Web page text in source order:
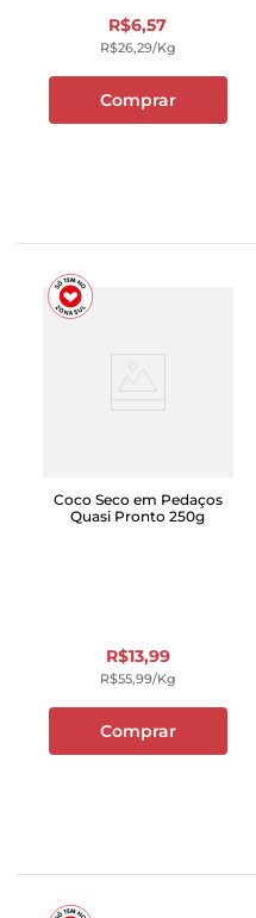
R$6,57
R$26,29/kg
Comprar
Coco Seco em Pedaços
Quasi Pronto 250g
R$13,99
R$55,99/kg
Comprar